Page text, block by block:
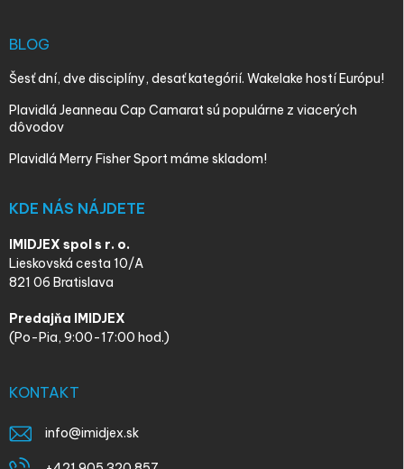
BLOG
Šesť dní, dve disciplíny, desať kategórií. Wakelake hostí Európu!
Plavidlá Jeanneau Cap Camarat sú populárne z viacerých
dôvodov
Plavidlá Merry Fisher Sport máme skladom!
KDE NÁS NÁJDETE
IMIDJEX spol s r. o.
Lieskovská cesta 10/A
821 06 Bratislava
Predajňa IMIDJEX
(Po-Pia, 9:00-17:00 hod.)
KONTAKT
info@imidjex.sk